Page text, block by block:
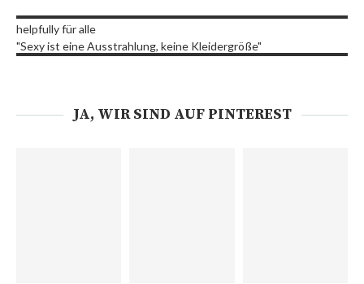
helpfully für alle
"Sexy ist eine Ausstrahlung, keine Kleidergröße"
JA, WIR SIND AUF PINTEREST